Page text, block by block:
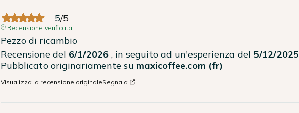
5/5
Recensione verificata
Pezzo di ricambio
Recensione del 6/1/2026 , in seguito ad un'esperienza del5/12/2025
Pubblicato originariamente su maxicoffee.com (fr)
Visualizza la recensione originaleSegnala